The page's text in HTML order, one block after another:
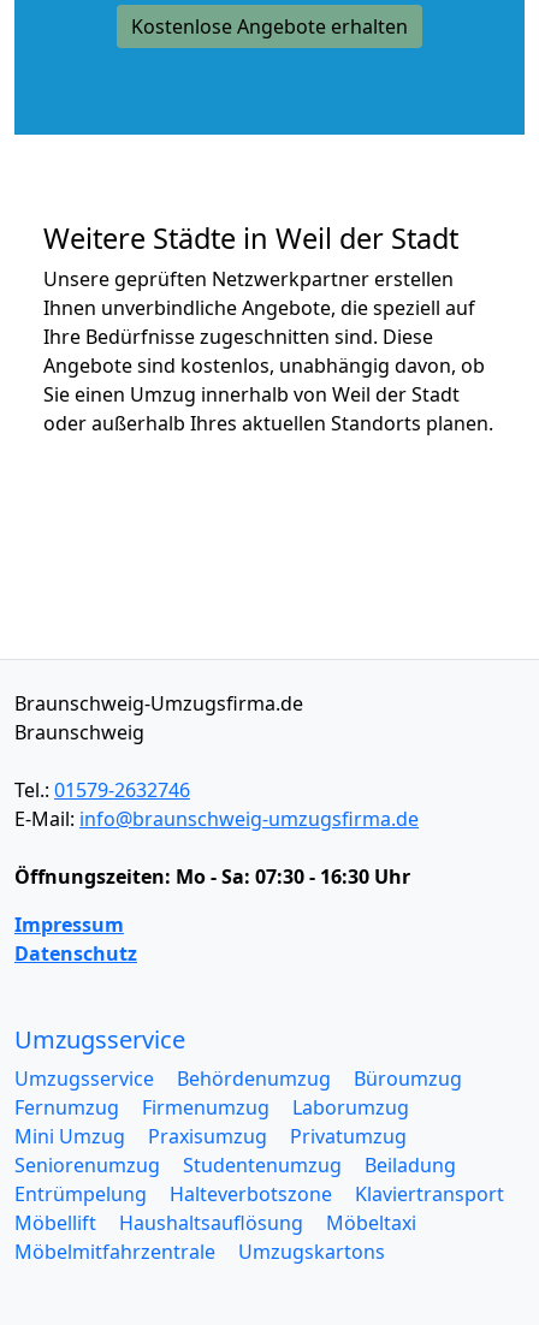
Kostenlose Angebote erhalten
Weitere Städte in Weil der Stadt
Unsere geprüften Netzwerkpartner erstellen
Ihnen unverbindliche Angebote, die speziell auf
Ihre Bedürfnisse zugeschnitten sind. Diese
Angebote sind kostenlos, unabhängig davon, ob
Sie einen Umzug innerhalb von Weil der Stadt
oder außerhalb Ihres aktuellen Standorts planen.
Braunschweig-Umzugsfirma.de
Braunschweig
Tel.: 01579-2632746
E-Mail: info@braunschweig-umzugsfirma.de
Öffnungszeiten: Mo - Sa: 07:30 - 16:30 Uhr
Impressum
Datenschutz
Umzugsservice
Umzugsservice Behördenumzug
Büroumzug
Fernumzug
Firmenumzug
Laborumzug
Mini Umzug
Praxisumzug
Privatumzug
Seniorenumzug
Studentenumzug
Beiladung
Entrümpelung
Halteverbotszone
Klaviertransport
Möbellift
Haushaltsauflösung
Möbeltaxi
Möbelmitfahrzentrale
Umzugskartons